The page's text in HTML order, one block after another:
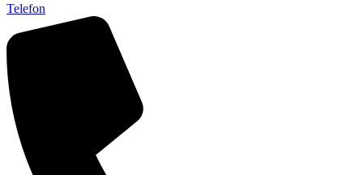
Telefon